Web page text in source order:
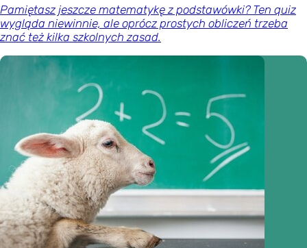
Pamiętasz jeszcze matematykę z podstawówki? Ten quiz
wygląda niewinnie, ale oprócz prostych obliczeń trzeba
znać też kilka szkolnych zasad.